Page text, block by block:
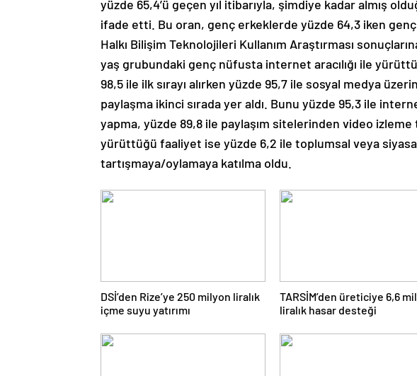
yüzde 65,4’ü geçen yıl itibarıyla, şimdiye kadar almış
ifade etti. Bu oran, genç erkeklerde yüzde 64,3 iken
Halkı Bilişim Teknolojileri Kullanım Araştırması
yaş grubundaki genç nüfusta internet aracılığı ile
98,5 ile ilk sırayı alırken yüzde 95,7 ile sosyal medya
paylaşma ikinci sırada yer aldı. Bunu yüzde 95,3 ile
yapma, yüzde 89,8 ile paylaşım sitelerinden video
yürüttüğü faaliyet ise yüzde 6,2 ile toplumsal veya
tartışmaya/oylamaya katılma oldu.
DSİ’den Rize’ye 250 milyon liralık
içme suyu yatırımı
TARSİM’den üreticiye 6,6
liralık hasar desteği